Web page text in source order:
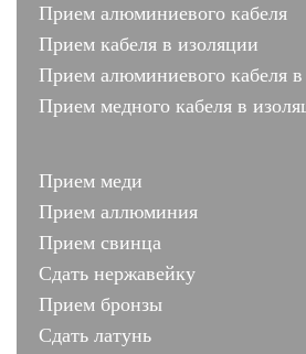
Прием алюминиевого кабеля
Прием кабеля в изоляции
Прием алюминиевого кабеля в
Прием медного кабеля в
Прием меди
Прием аллюминия
Прием свинца
Сдать нержавейку
Прием бронзы
Сдать латунь